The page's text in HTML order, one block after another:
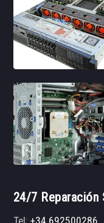
24/7 Reparación
Tel:+34 692500286